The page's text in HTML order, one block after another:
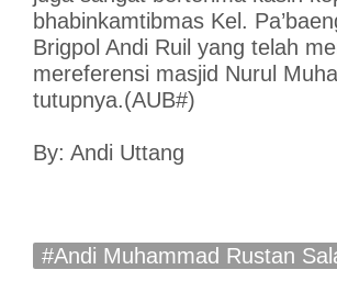
bhabinkamtibmas Kel.
Brigpol Andi Ruil yang telah
mereferensi masjid Nurul
tutupnya.(AUB#)
By: Andi Uttang
#Andi Muhammad Rustan